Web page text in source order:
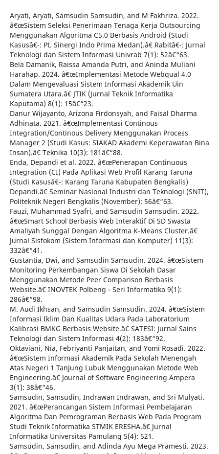
Aryati, Aryati, Samsudin Samsudin, and M Fakhriza. 2022.
â€œSistem Seleksi Penerimaan Tenaga Kerja Outsourcing
Menggunakan Algoritma C5.0 Berbasis Android (Studi
Kasusâ€¯: Pt. Sinergi Indo Prima Medan).â€ Rabitâ€¯: Jurnal
Teknologi dan Sistem Informasi Univrab 7(1): 52â€“63.
Bela Damanik, Raissa Amanda Putri, and Aninda Muliani
Harahap. 2024. â€œImplementasi Metode Webqual 4.0
Dalam Mengevaluasi Sistem Informasi Akademik Uin
Sumatera Utara.â€ JTIK (Jurnal Teknik Informatika
Kaputama) 8(1): 15â€“23.
Danur Wijayanto, Arizona Firdonsyah, and Faisal Dharma
Adhinata. 2021. â€œImplementasi Continous
Integration/Continous Delivery Menggunakan Process
Manager 2 (Studi Kasus: SIAKAD Akademi Keperawatan Bina
Insan).â€ Teknika 10(3): 181â€“88.
Enda, Depandi et al. 2022. â€œPenerapan Continuous
Integration (CI) Pada Aplikasi Web Profil Karang Taruna
(Studi Kasusâ€¯: Karang Taruna Kabupaten Bengkalis)
Depandi.â€ Seminar Nasional Industri dan Teknologi (SNIT),
Politeknik Negeri Bengkalis (November): 56â€“63.
Fauzi, Muhammad Syafri, and Samsudin Samsudin. 2022.
â€œSmart School Berbasis Web Interaktif Di SD Swasta
Amaliyah Sunggal Dengan Algoritma K-Means Cluster.â€
Jurnal Sisfokom (Sistem Informasi dan Komputer) 11(3):
332â€“41.
Gustantia, Dwi, and Samsudin Samsudin. 2024. â€œSistem
Monitoring Perkembangan Siswa Di Sekolah Dasar
Menggunakan Metode Peer Comparison Berbasis
Website.â€ INOVTEK Polbeng - Seri Informatika 9(1):
286â€“98.
M. Audi Ikhsan, and Samsudin Samsudin. 2024. â€œSistem
Informasi Iklim Dan Kualitas Udara Pada Laboratorium
Kalibrasi BMKG Berbasis Website.â€ SATESI: Jurnal Sains
Teknologi dan Sistem Informasi 4(2): 183â€“92.
Oktaviani, Nia, Febriyanti Panjaitan, and Yomi Rosadi. 2022.
â€œSistem Informasi Akademik Pada Sekolah Menengah
Atas Negeri 1 Tanjung Lubuk Menggunakan Metode Web
Engineering.â€ Journal of Software Engineering Ampera
3(1): 38â€“46.
Samsudin, Samsudin, Indrawan Indrawan, and Sri Mulyati.
2021. â€œPerancangan Sistem Informasi Pembelajaran
Algoritma Dan Pemrograman Berbasis Web Pada Program
Studi Teknik Informatika STMIK ERESHA.â€ Jurnal
Informatika Universitas Pamulang 5(4): 521.
Samsudin, Samsudin, and Adinda Ayu Mega Pramesti. 2023.